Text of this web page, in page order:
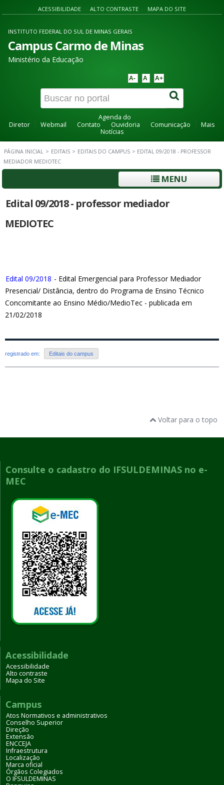
ACESSIBILIDADE ALTO CONTRASTE MAPA DO SITE
INSTITUTO FEDERAL DO SUL DE MINAS GERAIS
Campus Carmo de Minas
Ministério da Educação
A- A A+
Agenda do
Diretor
Webmail Contato Ouvidoria Comunicação
Mais
Notícias
PÁGINA INICIAL > EDITAIS > EDITAIS DO CAMPUS > EDITAL 09/2018 - PROFESSOR
MEDIADOR MEDIOTEC
MENU
Edital 09/2018 - professor mediador
MEDIOTEC
Edital 09/2018 - Edital Emergencial para Professor Mediador
Presencial/ Distância, dentro do Programa de Ensino Técnico
Concomitante ao Ensino Médio/MedioTec - publicada em
21/02/2018
registrado em: Editais do campus
Voltar para o topo
Consulte o cadastro do IFSULDEMINAS no e-
MEC
Acessibilidade
Acessibilidade
Alto contraste
Mapa do Site
Campus
Atos Normativos e administrativos
Conselho Superior
Direção
Extensão
ENCCEJA
Infraestrutura
Localização
Marca oficial
Órgãos Colegiados
O IFSULDEMINAS